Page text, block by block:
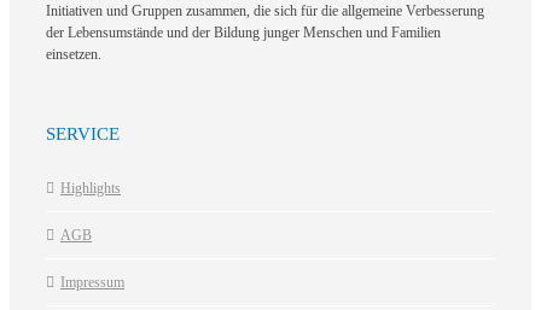
Initiativen und Gruppen zusammen, die sich für die allgemeine Verbesserung
der Lebensumstände und der Bildung junger Menschen und Familien
einsetzen.
SERVICE
Highlights
AGB
Impressum